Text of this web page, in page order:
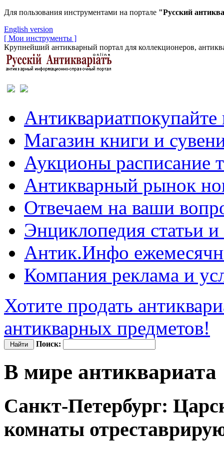
Для пользования инструментами на портале "Русский
English version
[ Мои инструменты ]
Крупнейший антикварный портал для коллекционеров,
Антиквариатпокупайте
Магазин книги и
Аукционы расписание
Антикварный рынок
Отвечаем на ваши
Энциклопедия статьи
Антик.Инфо
Компания реклама и
Хотите продать
антикварных предметов!
Поиск:
В мире антиквариата
Санкт-Петербург:
комнаты